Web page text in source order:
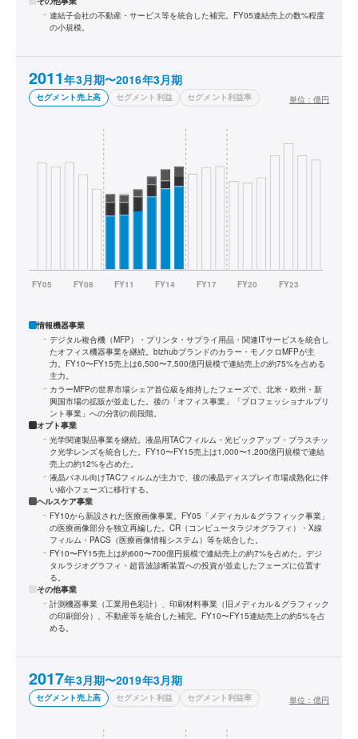
連結子会社の不動産・サービス等を統合した補完。FY05連結売上の数%程度
の小規模。
2011年3月期〜2016年3月期
セグメント売上高 セグメント利益 セグメント利益率 単位： 億円
情報機器事業
デジタル複合機（MFP）・プリンタ・サプライ用品・関連ITサービスを統合し
たオフィス機器事業を継続。bizhubブランドのカラー・モノクロMFPが主
力。FY10〜FY15売上は6,500〜7,500億円規模で連結売上の約75%を占める
主力。
カラーMFPの世界市場シェア首位級を維持したフェーズで、北米・欧州・新
興国市場の拡販が並走した。後の「オフィス事業」「プロフェッショナルプリ
ント事業」への分割の前段階。
オプト事業
光学関連製品事業を継続。液晶用TACフィルム・光ピックアップ・プラスチッ
ク光学レンズを統合した。FY10〜FY15売上は1,000〜1,200億円規模で連結
売上の約12%を占めた。
液晶パネル向けTACフィルムが主力で、後の液晶ディスプレイ市場成熟化に伴
い縮小フェーズに移行する。
ヘルスケア事業
FY10から新設された医療画像事業。FY05「メディカル＆グラフィック事業」
の医療画像部分を独立再編した。CR（コンピュータラジオグラフィ）・X線
フィルム・PACS（医療画像情報システム）等を統合した。
FY10〜FY15売上は約600〜700億円規模で連結売上の約7%を占めた。デジ
タルラジオグラフィ・超音波診断装置への投資が並走したフェーズに位置す
る。
その他事業
計測機器事業（工業用色彩計）、印刷材料事業（旧メディカル＆グラフィック
の印刷部分）、不動産等を統合した補完。FY10〜FY15連結売上の約5%を占
める。
2017年3月期〜2019年3月期
セグメント売上高 セグメント利益 セグメント利益率 単位： 億円